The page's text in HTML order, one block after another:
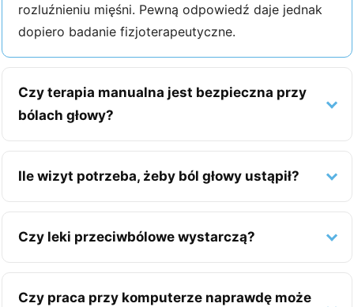
rozluźnieniu mięśni. Pewną odpowiedź daje jednak
dopiero badanie fizjoterapeutyczne.
Czy terapia manualna jest bezpieczna przy
bólach głowy?
Ile wizyt potrzeba, żeby ból głowy ustąpił?
Czy leki przeciwbólowe wystarczą?
Czy praca przy komputerze naprawdę może